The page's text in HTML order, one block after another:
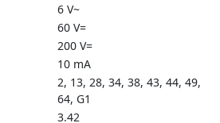
6 V~
60 V=
200 V=
10 mA
2, 13, 28, 34, 38, 43, 44, 49,
64, G1
3.42